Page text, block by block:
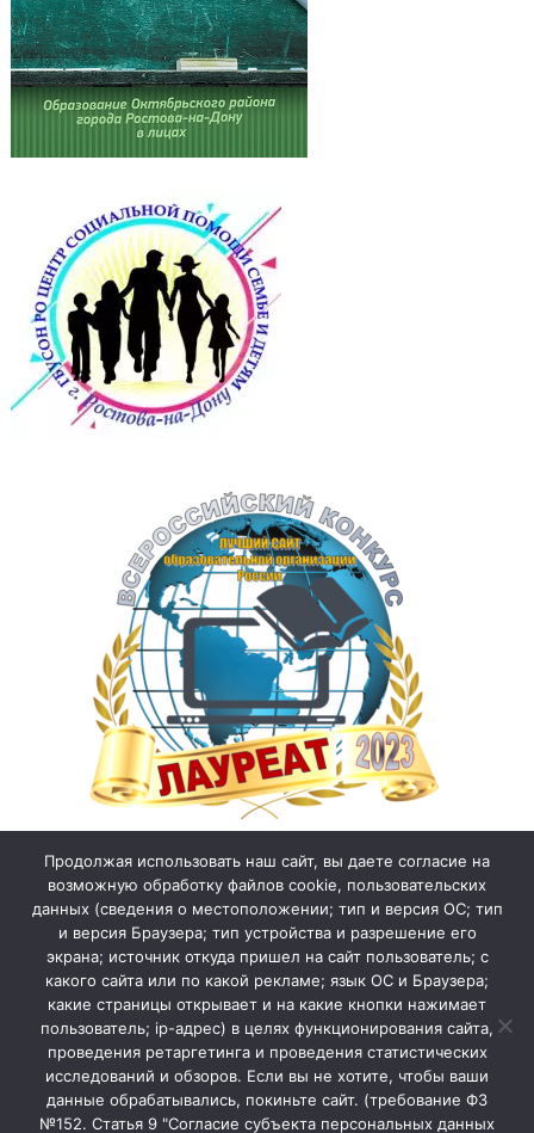
Продолжая использовать наш сайт, вы даете согласие на
возможную обработку файлов cookie, пользовательских
данных (сведения о местоположении; тип и версия ОС; тип
и версия Браузера; тип устройства и разрешение его
экрана; источник откуда пришел на сайт пользователь; с
какого сайта или по какой рекламе; язык ОС и Браузера;
какие страницы открывает и на какие кнопки нажимает
пользователь; ip-адрес) в целях функционирования сайта,
проведения ретаргетинга и проведения статистических
исследований и обзоров. Если вы не хотите, чтобы ваши
данные обрабатывались, покиньте сайт. (требование ФЗ
№152. Статья 9 "Согласие субъекта персональных данных